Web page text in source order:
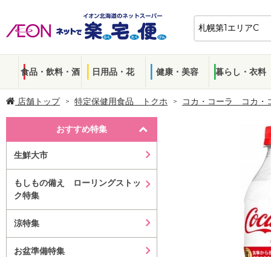
食品・飲料・酒 日用品・花 健康・美容 暮らし・衣料
店舗トップ 特定保健用食品 トクホ コカ・コーラ コカ
おすすめ特集
生鮮大市
もしもの備え ローリングストッ
ク特集
涼特集
お盆準備特集